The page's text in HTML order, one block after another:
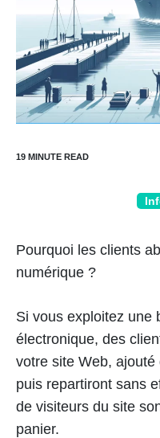
Pourquoi les clients
numérique ?
Si vous exploitez une
électronique, des
votre site Web,
puis repartiront sans
de visiteurs du site
panier.